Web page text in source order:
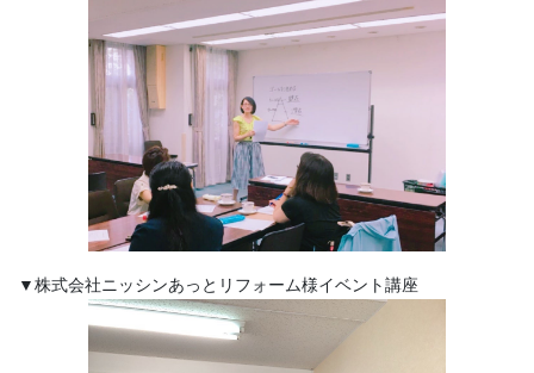
▼株式会社ニッシンあっとリフォーム様イベント講座